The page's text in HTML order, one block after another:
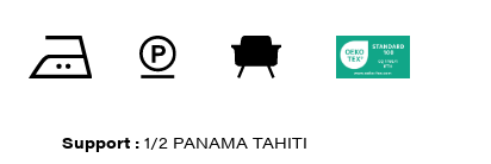
Support :1/2 PANAMA TAHITI